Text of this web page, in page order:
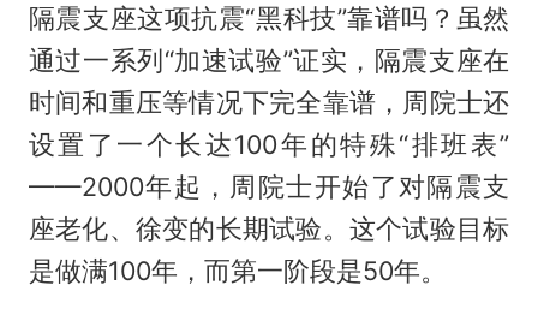
隔震支座这项抗震“黑科技”靠谱吗？虽然
通过一系列“加速试验”证实，隔震支座在
时间和重压等情况下完全靠谱，周院士还
设置了一个长达100年的特殊“排班表”
——2000年起，周院士开始了对隔震支
座老化、徐变的长期试验。这个试验目标
是做满100年，而第一阶段是50年。